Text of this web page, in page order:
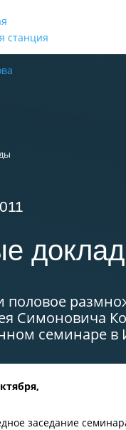
половое
Симоновича
семинаре в
заседание